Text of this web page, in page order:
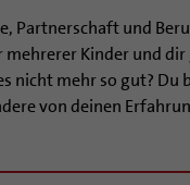
Partnerschaft und
mehrerer Kinder und
nicht mehr so gut? Du
von deinen